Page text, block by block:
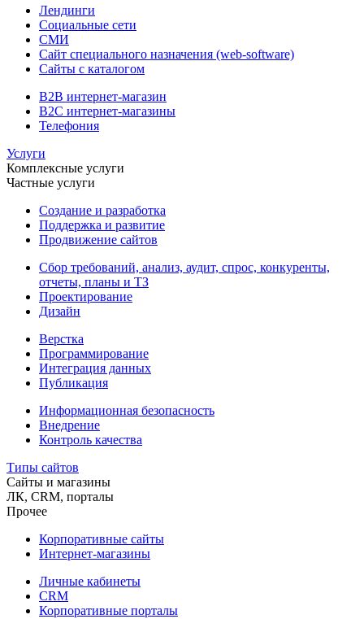
Лендинги
Социальные сети
СМИ
Сайт специального назначения (web-software)
Сайты с каталогом
B2B интернет-магазин
B2C интернет-магазины
Телефония
Услуги
Комплексные услуги
Частные услуги
Создание и разработка
Поддержка и развитие
Продвижение сайтов
Сбор требований, анализ, аудит, спрос, конкуренты,
отчеты, планы и ТЗ
Проектирование
Дизайн
Верстка
Программирование
Интеграция данных
Публикация
Информационная безопасность
Внедрение
Контроль качества
Типы сайтов
Сайты и магазины
ЛК, CRM, порталы
Прочее
Корпоративные сайты
Интернет-магазины
Личные кабинеты
CRM
Корпоративные порталы